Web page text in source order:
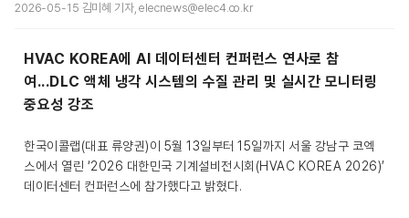
2026-05-15 김미혜 기자, elecnews@elec4.co.kr
HVAC KOREA에 AI 데이터센터 컨퍼런스 연사로 참
여...DLC 액체 냉각 시스템의 수질 관리 및 실시간 모니터링
중요성 강조
한국이콜랩(대표 류양권)이 5월 13일부터 15일까지 서울 강남구 코엑
스에서 열린 ‘2026 대한민국 기계설비전시회(HVAC KOREA 2026)’
데이터센터 컨퍼런스에 참가했다고 밝혔다.